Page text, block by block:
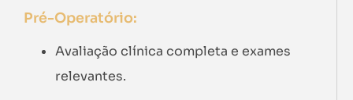
Pré-Operatório:
Avaliação clínica completa e exames
relevantes.